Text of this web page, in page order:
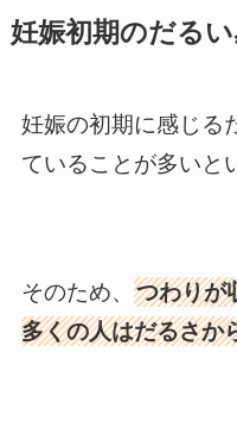
妊娠初期のだる
妊娠の初期に感じる
ていることが多いと
そのため、 つわりが
多くの人はだるさか